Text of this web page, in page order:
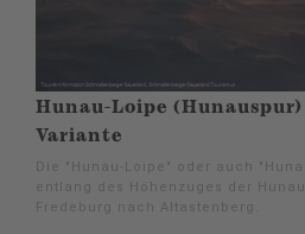
Hunau-Loipe (Hunauspur)
Variante
Die "Hunau-Loipe" oder auch
entlang des Höhenzuges der
Fredeburg nach Altastenberg.